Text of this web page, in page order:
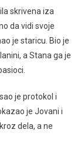
skrivena iza
da vidi svoje
je staricu. Bio je
a Stana ga je
je protokol i
je Jovani i
dela, a ne